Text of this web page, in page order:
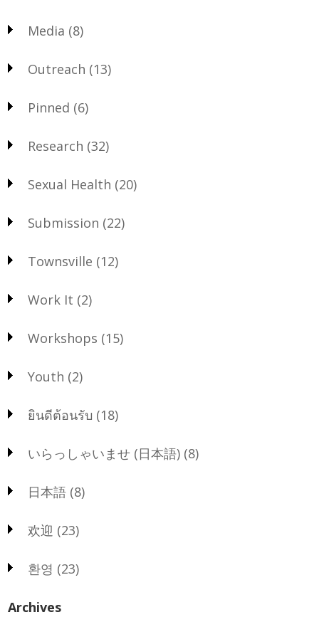
Media (8)
Outreach (13)
Pinned (6)
Research (32)
Sexual Health (20)
Submission (22)
Townsville (12)
Work It (2)
Workshops (15)
Youth (2)
ยินดีต้อนรับ (18)
いらっしゃいませ (日本語) (8)
日本語 (8)
欢迎 (23)
환영 (23)
Archives